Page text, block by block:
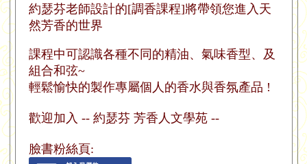
約瑟芬老師設計的[調香課程]將帶領您進入 天
然芳香的世界
課程中可認識各種不同的精油、氣味香型、及
組合和弦~
輕鬆愉快的製作專屬個人的香水與香氛產品 !
歡迎加入 -- 約瑟芬 芳香人文學苑 --
臉書粉絲頁: